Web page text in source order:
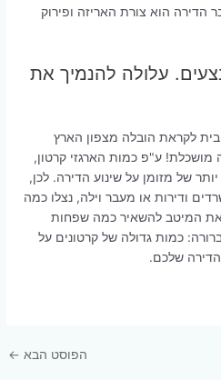
הדירה הוא צורת האריזה ופירוק
עלולה להנמיך את
לקראת הובלה מצפון הארץ
מושכלת! ע"פ כמות הארגזי קרטון,
של מזומן על שינוע הדירה. לכן,
ודירות או מעבר וילה, נצלו כמה
את המיטב להשאיר כמה שפחות
כמות גדולה של קרטונים על
שלכם.
הפוסט הבא ←